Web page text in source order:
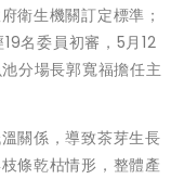
衛生機關訂定標準；
名委員初審，5月12
分場長郭寬福擔任主
關係，導致茶芽生長
條乾枯情形，整體產